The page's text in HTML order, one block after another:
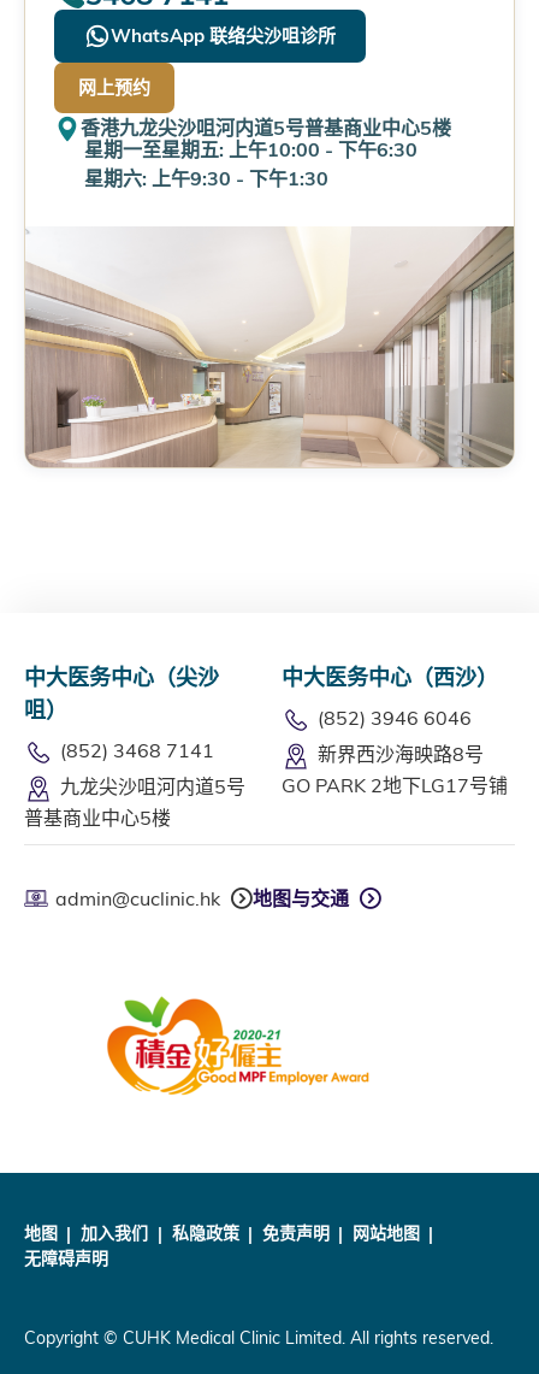
WhatsApp 联络尖沙咀诊所
网上预约
香港九龙尖沙咀河内道5号普基商业中心5楼
星期一至星期五: 上午10:00 - 下午6:30
星期六: 上午9:30 - 下午1:30
中大医务中心（尖沙
咀）
(852) 3468 7141
九龙尖沙咀河内道5号
普基商业中心5楼
中大医务中心（西沙）
(852) 3946 6046
新界西沙海映路8号
GO PARK 2地下LG17号铺
admin@cuclinic.hk 地图与交通
地图 加入我们 私隐政策 免责声明
网站地图
无障碍声明
Copyright © CUHK Medical Clinic Limited. All rights reserved.